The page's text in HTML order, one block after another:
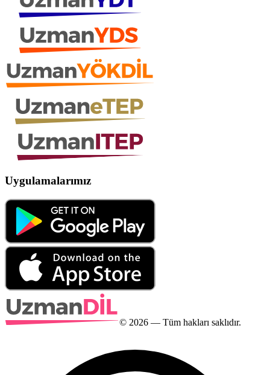
Uygulamalarımız
© 2026 — Tüm hakları saklıdır.